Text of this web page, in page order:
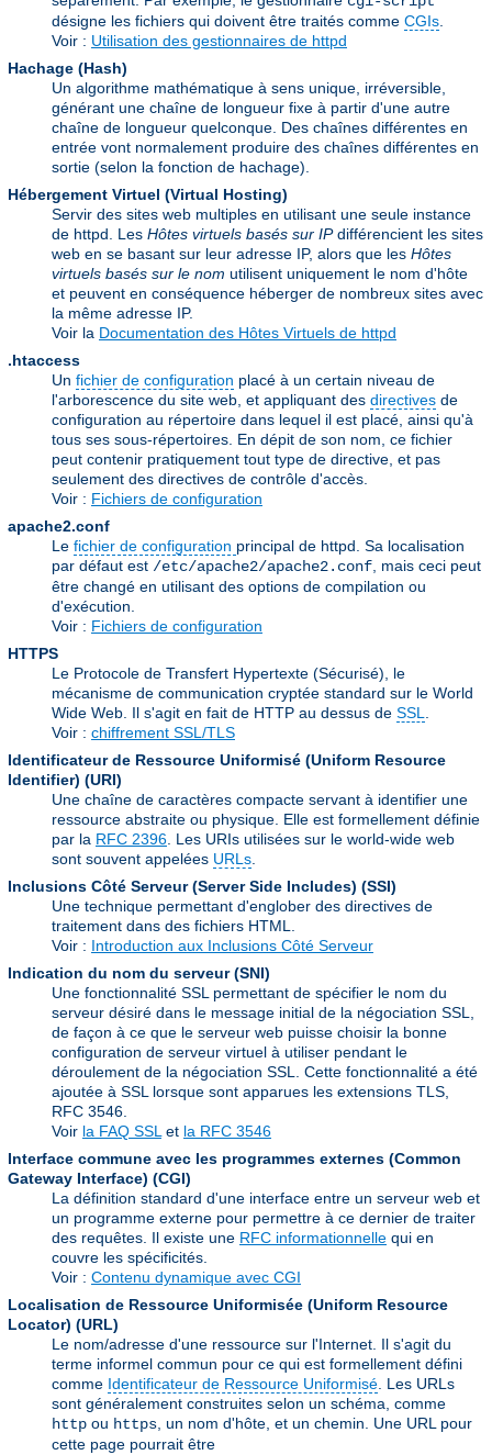
désigne les fichiers qui doivent être traités comme CGIs
Voir : Utilisation des gestionnaires de httpd
Hachage (Hash)
Un algorithme mathématique à sens unique, irréversible,
générant une chaîne de longueur fixe à partir d'une autre
chaîne de longueur quelconque. Des chaînes différentes en
entrée vont normalement produire des chaînes différentes en
sortie (selon la fonction de hachage).
Hébergement Virtuel (Virtual Hosting)
Servir des sites web multiples en utilisant une seule instance
de httpd. Les Hôtes virtuels basés sur IPdifférencient les sites
web en se basant sur leur adresse IP, alors que les Hôtes
virtuels basés sur le nom utilisent uniquement le nom d'hôte
et peuvent en conséquence héberger de nombreux sites avec
la même adresse IP.
Voir la Documentation des Hôtes Virtuels de httpd
.htaccess
Un fichier de configuration placé à un certain niveau de
l'arborescence du site web, et appliquant des directives de
configuration au répertoire dans lequel il est placé, ainsi qu'à
tous ses sous-répertoires. En dépit de son nom, ce fichier
peut contenir pratiquement tout type de directive, et pas
seulement des directives de contrôle d'accès.
Voir : Fichiers de configuration
apache2.conf
Le fichier de configuration principal de httpd. Sa localisation
par défaut est /etc/apache2/apache2.conf , mais ceci peut
être changé en utilisant des options de compilation ou
d'exécution.
Voir : Fichiers de configuration
HTTPS
Le Protocole de Transfert Hypertexte (Sécurisé), le
mécanisme de communication cryptée standard sur le World
Wide Web. Il s'agit en fait de HTTP au dessus de SSL
Voir : chiffrement SSL/TLS
Identificateur de Ressource Uniformisé (Uniform Resource
Identifier) (URI)
Une chaîne de caractères compacte servant à identifier une
ressource abstraite ou physique. Elle est formellement définie
par la RFC 2396 . Les URIs utilisées sur le world-wide web
sont souvent appelées URLs
Inclusions Côté Serveur (Server Side Includes) (SSI)
Une technique permettant d'englober des directives de
traitement dans des fichiers HTML.
Voir : Introduction aux Inclusions Côté Serveur
Indication du nom du serveur (SNI)
Une fonctionnalité SSL permettant de spécifier le nom du
serveur désiré dans le message initial de la négociation SSL,
de façon à ce que le serveur web puisse choisir la bonne
configuration de serveur virtuel à utiliser pendant le
déroulement de la négociation SSL. Cette fonctionnalité a été
ajoutée à SSL lorsque sont apparues les extensions TLS,
RFC 3546.
Voir la FAQ SSL et la RFC 3546
Interface commune avec les programmes externes (Common
Gateway Interface) (CGI)
La définition standard d'une interface entre un serveur web et
un programme externe pour permettre à ce dernier de traiter
des requêtes. Il existe une RFC informationnelle qui en
couvre les spécificités.
Voir : Contenu dynamique avec CGI
Localisation de Ressource Uniformisée (Uniform Resource
Locator) (URL)
Le nom/adresse d'une ressource sur l'Internet. Il s'agit du
terme informel commun pour ce qui est formellement défini
comme Identificateur de Ressource Uniformisé . Les URLs
sont généralement construites selon un schéma, comme
http ou https , un nom d'hôte, et un chemin. Une URL pour
cette page pourrait être